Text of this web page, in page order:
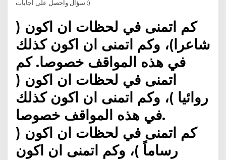
سؤال واحصل على اجابات :)
كم اتمنى في لحظات ان اكون (
شاعرا)، وكم اتمنى ان اكون كذلك
في هذه المواقف خصوصا. كم
اتمنى في لحظات ان اكون (
روائيا )، وكم اتمنى ان اكون كذلك
في هذه المواقف خصوصا.
كم اتمنى في لحظات ان اكون (
رساماً )، وكم اتمنى ان اكون